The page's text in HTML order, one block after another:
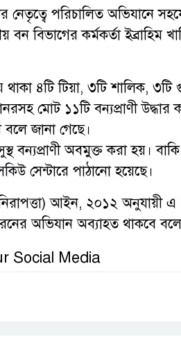
নেতৃত্বে পরিচালিত অভিযানে
বিভাগের কর্মকর্তা ইব্রাহিম
থাকা ৪টি টিয়া, ৩টি শালিক,
মোট ১১টি বন্যপ্রাণী উদ্ধার
বলে জানা গেছে।
বন্যপ্রাণী অবমুক্ত করা হয়।
সেন্টারে পাঠানো হয়েছে।
আইন, ২০১২ অনুযায়ী এ
অভিযান অব্যাহত থাকবে
Social Media